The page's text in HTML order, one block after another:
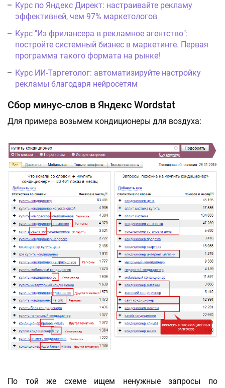
Курс по Яндекс Директ: настраивайте рекламу
эффективней, чем 97% маркетологов
Курс "Из фрилансера в рекламное агентство":
постройте системный бизнес в маркетинге. Первая
программа такого формата на рынке!
Курс ИИ-Таргетолог: автоматизируйте настройку
рекламы благодаря нейросетям
Сбор минус-слов в Яндекс Wordstat
Для примера возьмем кондиционеры для воздуха:
По той же схеме ищем ненужные запросы по